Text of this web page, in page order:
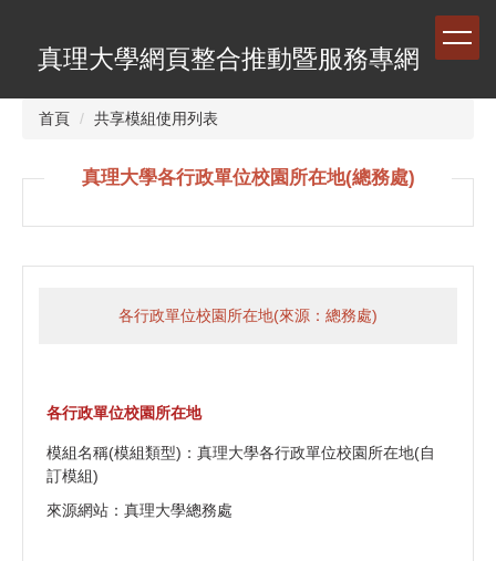
真理大學網頁整合推動暨服務專網
首頁 共享模組使用列表
真理大學各行政單位校園所在地(總務處)
各行政單位校園所在地(來源：總務處)
各行政單位校園所在地
模組名稱(模組類型)：真理大學各行政單位校園所在地(自
訂模組)
來源網站：真理大學總務處